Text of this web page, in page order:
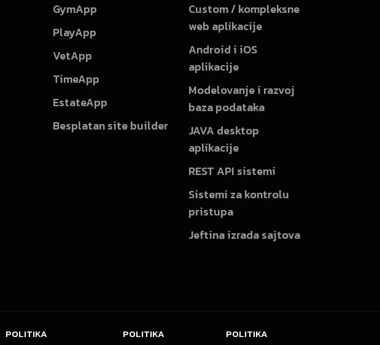
GymApp
PlayApp
VetApp
TimeApp
EstateApp
Besplatan site builder
Custom / kompleksne
web aplikacije
Android i iOS
aplikacije
Modelovanje i razvoj
baza podataka
JAVA desktop
aplikacije
REST API sistemi
Sistemi za kontrolu
pristupa
Jeftina izrada sajtova
POLITIKA
POLITIKA
POLITIKA